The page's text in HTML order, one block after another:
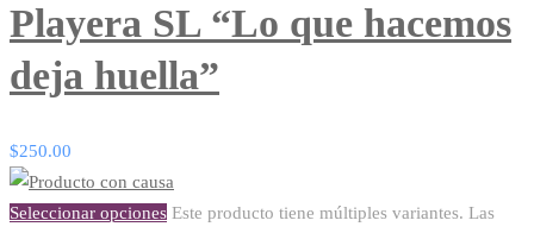
Playera SL “Lo que hacemos
deja huella”
$250.00
Seleccionar opciones Este producto tiene múltiples variantes. Las